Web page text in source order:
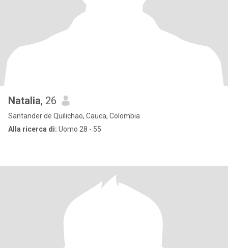
Natalia, 26
Santander de Quilichao, Cauca, Colombia
Alla ricerca di: Uomo 28 - 55